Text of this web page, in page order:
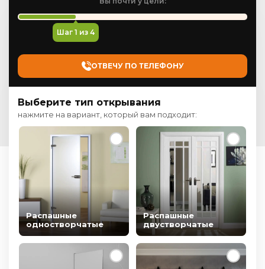
Шаг 1 из 4
ОТВЕЧУ ПО ТЕЛЕФОНУ
Выберите тип открывания
нажмите на вариант, который вам подходит:
Распашные
одностворчатые
Распашные
двустворчатые